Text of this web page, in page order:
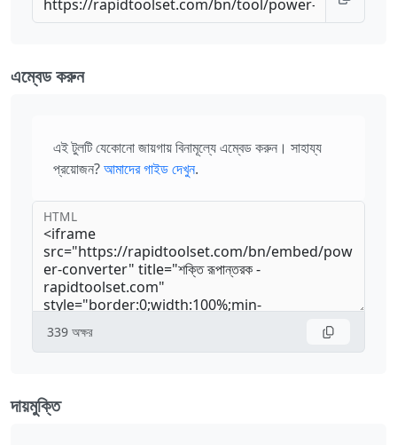
এম্বেড করুন
এই টুলটি যেকোনো জায়গায় বিনামূল্যে এম্বেড করুন। সাহায্য
প্রয়োজন?আমাদের গাইড দেখুন.
HTML
339 অক্ষর
দায়মুক্তি